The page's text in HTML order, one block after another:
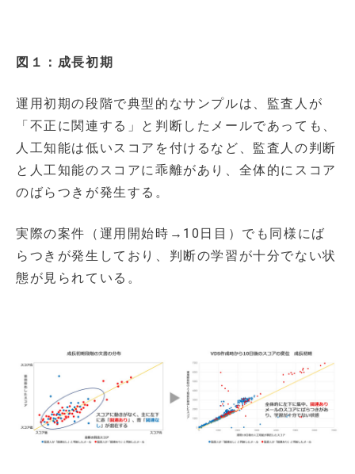
図１：成長初期
運用初期の段階で典型的なサンプルは、監査人が
「不正に関連する」と判断したメールであっても、
人工知能は低いスコアを付けるなど、監査人の判断
と人工知能のスコアに乖離があり、全体的にスコア
のばらつきが発生する。
実際の案件（運用開始時→10日目）でも同様にば
らつきが発生しており、判断の学習が十分でない状
態が見られている。